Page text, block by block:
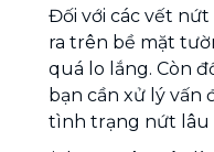
Đối với các vết
ra trên bề mặt
quá lo lắng. Còn
bạn cần xử lý vấn
tình trạng nứt lâu